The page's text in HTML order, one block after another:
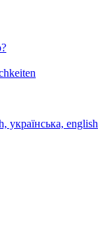
українська, english